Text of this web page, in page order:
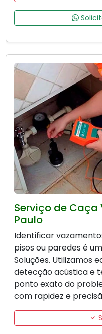
Serviço de Caça
Paulo
Identificar
pisos ou paredes é
Soluções. Utilizamos
detecção acústica e
ponto exato do
com rapidez e